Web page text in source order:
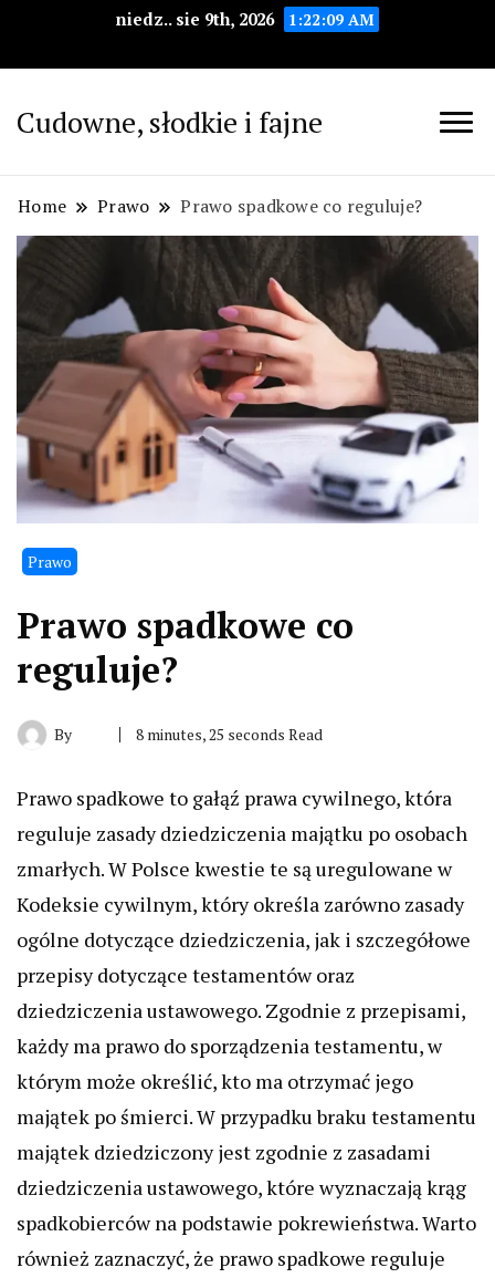
niedz.. sie 9th, 2026 1:22:10 AM
Cudowne, słodkie i fajne
Home Prawo Prawo spadkowe co reguluje?
Prawo
Prawo spadkowe co
reguluje?
By 8 minutes, 25 seconds Read
Prawo spadkowe to gałąź prawa cywilnego, która
reguluje zasady dziedziczenia majątku po osobach
zmarłych. W Polsce kwestie te są uregulowane w
Kodeksie cywilnym, który określa zarówno zasady
ogólne dotyczące dziedziczenia, jak i szczegółowe
przepisy dotyczące testamentów oraz
dziedziczenia ustawowego. Zgodnie z przepisami,
każdy ma prawo do sporządzenia testamentu, w
którym może określić, kto ma otrzymać jego
majątek po śmierci. W przypadku braku testamentu
majątek dziedziczony jest zgodnie z zasadami
dziedziczenia ustawowego, które wyznaczają krąg
spadkobierców na podstawie pokrewieństwa. Warto
również zaznaczyć, że prawo spadkowe reguluje